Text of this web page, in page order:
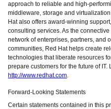
approach to reliable and high-
middleware, storage and
Hat also offers award-winning
consulting services. As the connective
network of enterprises, partners, and
communities, Red Hat helps create
technologies that liberate resources
prepare customers for the future of IT.
http://www.redhat.com.
Forward-Looking Statements
Certain statements contained in this